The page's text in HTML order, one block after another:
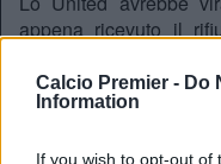
Calcio Premier - Do
Information
If you wish to opt-out of
appena ricevuto il
Bale.